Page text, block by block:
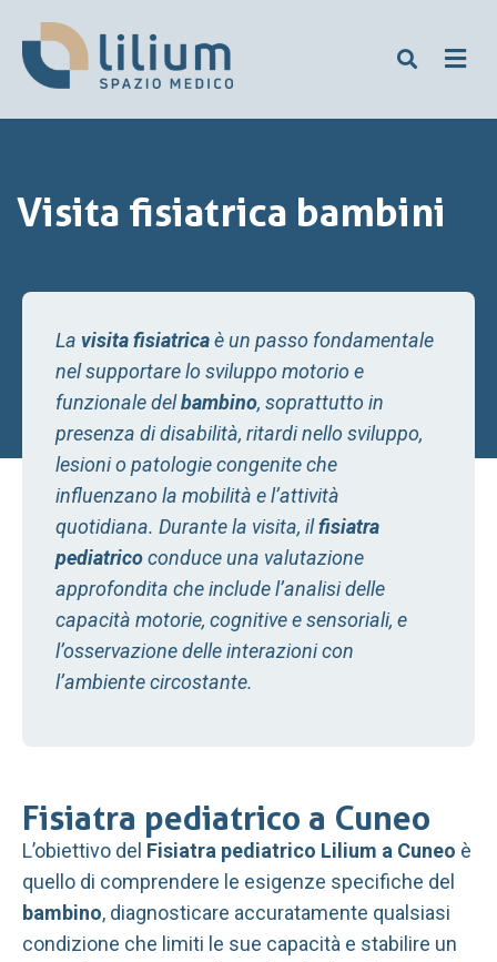
Visita fisiatrica bambini
La visita fisiatricaè un passo fondamentale
nel supportare lo sviluppo motorio e
funzionale delbambino, soprattutto in
presenza di disabilità, ritardi nello sviluppo,
lesioni o patologie congenite che
influenzano la mobilità e l’attività
quotidiana. Durante la visita, ilfisiatra
pediatricoconduce una valutazione
approfondita che include l’analisi delle
capacità motorie, cognitive e sensoriali, e
l’osservazione delle interazioni con
l’ambiente circostante.
Fisiatra pediatrico a Cuneo
L’obiettivo del Fisiatra pediatrico Lilium a Cuneo è
quello di comprendere le esigenze specifiche del
bambino, diagnosticare accuratamente qualsiasi
condizione che limiti le sue capacità e stabilire un